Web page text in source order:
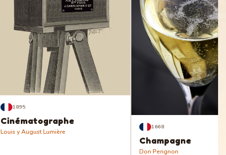
1895
Cinématographe
Louis y August Lumière
1668
Champagne
Don Perignon